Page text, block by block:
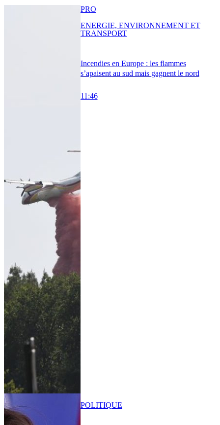
Incendies en Europe : les flammes
s’apaisent au sud mais gagnent le nord
11:46
PRO
ENERGIE, ENVIRONNEMENT ET
TRANSPORT
POLITIQUE